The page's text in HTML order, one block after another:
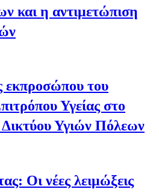
και η αντιμετώπιση
εκπροσώπου του
Υγείας στο
Δικτύου Υγιών Πόλεων
Οι νέες λειμώξεις